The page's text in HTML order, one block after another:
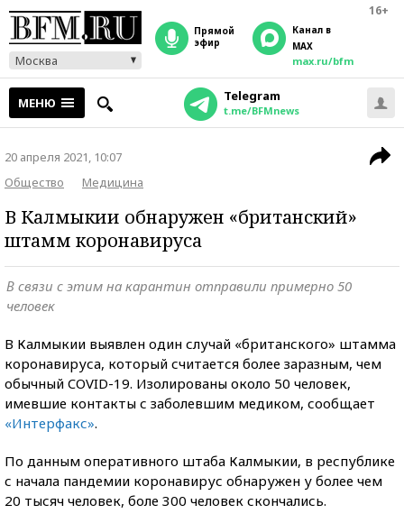
16+
Москва
прямой
эфир
Канал в
MAX
max.ru/bfm
МЕНЮ Telegram
t.me/BFMnews
20 апреля 2021, 10:07
Общество
Медицина
В Калмыкии обнаружен «британский»
штамм коронавируса
В связи с этим на карантин отправили примерно 50
человек
В Калмыкии выявлен один случай «британского» штамма
коронавируса, который считается более заразным, чем
обычный COVID-19. Изолированы около 50 человек,
имевшие контакты с заболевшим медиком, сообщает
«Интерфакс».
По данным оперативного штаба Калмыкии, в республике
с начала пандемии коронавирус обнаружен у более чем
20 тысяч человек, боле 300 человек скончались.